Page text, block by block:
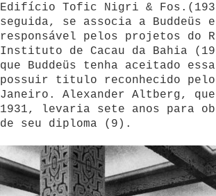
Edifício Tofic Nigri &
seguida, se associa a
responsável pelos projetos do
Instituto de Cacau da Bahia
que Buddeüs tenha aceitado
possuir titulo reconhecido pelo
Janeiro. Alexander Altberg,
1931, levaria sete anos para
de seu diploma (9).